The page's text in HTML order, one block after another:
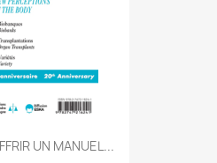
UN MANUEL...